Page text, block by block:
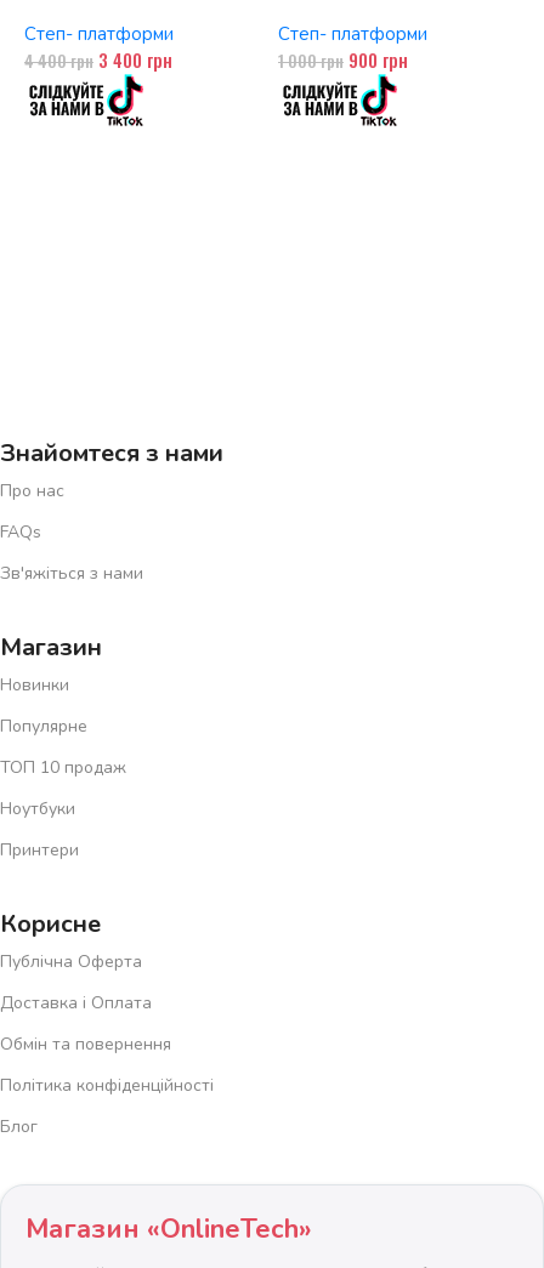
Степ- платформи
4 400грн 3 400 грн
рівні
Степ- платформи
1 000грн 900 грн
Знайомтеся з нами
Про нас
FAQs
Зв'яжіться з нами
Магазин
Новинки
Популярне
ТОП 10 продаж
Ноутбуки
Принтери
Корисне
Публічна Оферта
Доставка і Оплата
Обмін та повернення
Політика конфіденційності
Блог
Магазин «OnlineTech»